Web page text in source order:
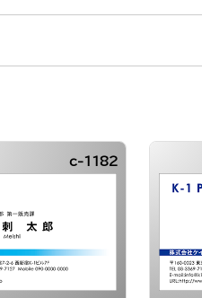
c-1182